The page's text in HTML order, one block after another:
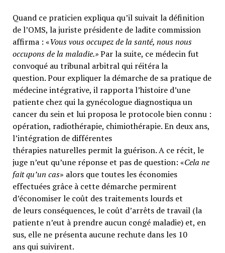
Quand ce praticien expliqua qu’il suivait la définition
de l’OMS, la juriste présidente de ladite commission
affirma : «Vous vous occupez de la santé, nous nous
occupons de la maladie.»Par la suite, ce médecin fut
convoqué au tribunal arbitral qui réitéra la
question. Pour expliquer la démarche de sa pratique de
médecine intégrative, il rapporta l’histoire d’une
patiente chez qui la gynécologue diagnostiqua un
cancer du sein et lui proposa le protocole bien connu :
opération, radiothérapie, chimiothérapie. En deux ans,
l’intégration de différentes
thérapies naturelles permit la guérison. A ce récit, le
juge n’eut qu’une réponse et pas de question: «Cela ne
fait qu’un cas» alors que toutes les économies
effectuées grâce à cette démarche permirent
d’économiser le coût des traitements lourds et
de leurs conséquences, le coût d’arrêts de travail (la
patiente n’eut à prendre aucun congé maladie) et, en
sus, elle ne présenta aucune rechute dans les 10
ans qui suivirent.